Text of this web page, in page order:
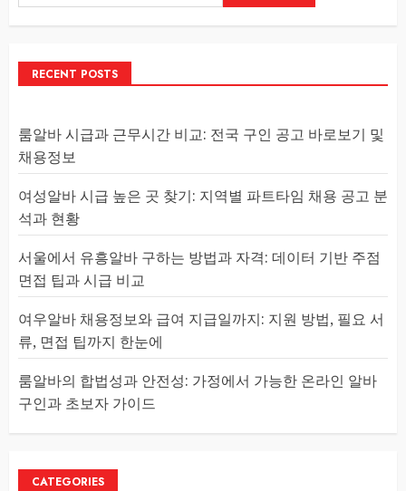
RECENT POSTS
룸알바 시급과 근무시간 비교: 전국 구인 공고 바로보기 및
채용정보
여성알바 시급 높은 곳 찾기: 지역별 파트타임 채용 공고 분
석과 현황
서울에서 유흥알바 구하는 방법과 자격: 데이터 기반 주점
면접 팁과 시급 비교
여우알바 채용정보와 급여 지급일까지: 지원 방법, 필요 서
류, 면접 팁까지 한눈에
룸알바의 합법성과 안전성: 가정에서 가능한 온라인 알바
구인과 초보자 가이드
CATEGORIES